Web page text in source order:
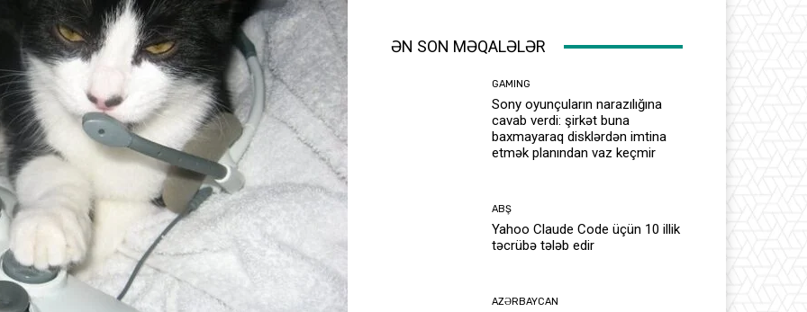
ƏN SON MƏQALƏLƏR
GAMING
Sony oyunçuların narazılığına
cavab verdi: şirkət buna
baxmayaraq disklərdən imtina
etmək planından vaz keçmir
ABŞ
Yahoo Claude Code üçün 10 illik
təcrübə tələb edir
AZƏRBAYCAN